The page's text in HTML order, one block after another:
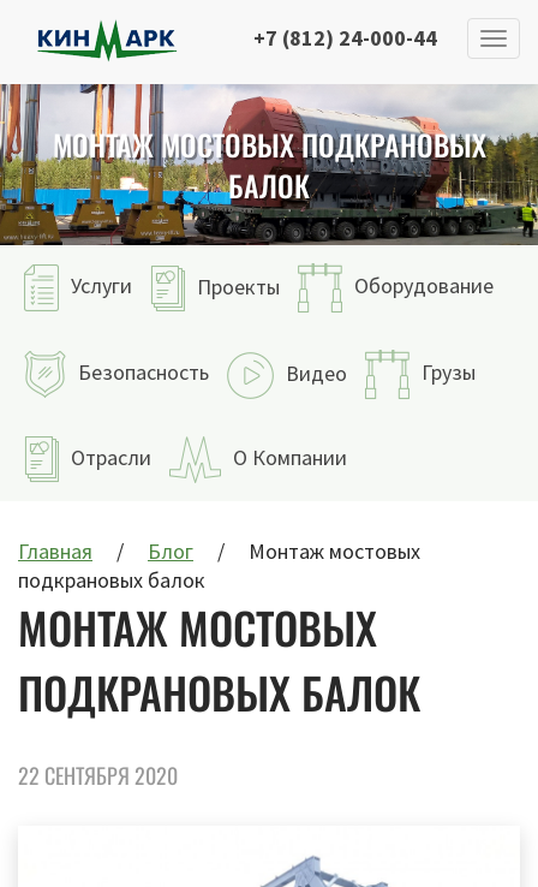
+7 (812) 24-000-44
МОНТАЖ МОСТОВЫХ ПОДКРАНОВЫХ
БАЛОК
Услуги Проекты Оборудование
Безопасность Видео Грузы
Отрасли О Компании
Главная Блог
Монтаж мостовых
подкрановых балок
МОНТАЖ МОСТОВЫХ
ПОДКРАНОВЫХ БАЛОК
22 СЕНТЯБРЯ 2020